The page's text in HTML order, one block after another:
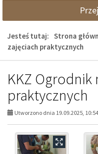
Jesteś tutaj: Strona
zajęciach praktycznych
KKZ Ogrodnik
praktycznych
Utworzono dnia 19.09.2025, 10:54